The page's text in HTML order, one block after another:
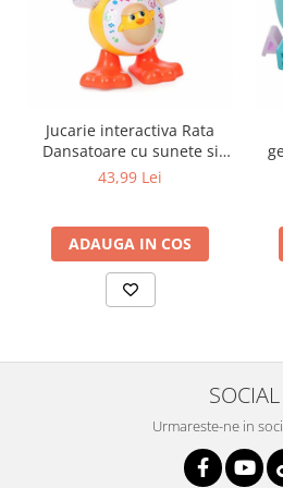
Jucarie interactiva Rata
Dansatoare cu sunete si
lumini, 19 cm, multicolor
43,99 Lei
ADAUGA IN COS
SOCIAL
Urmareste-ne in